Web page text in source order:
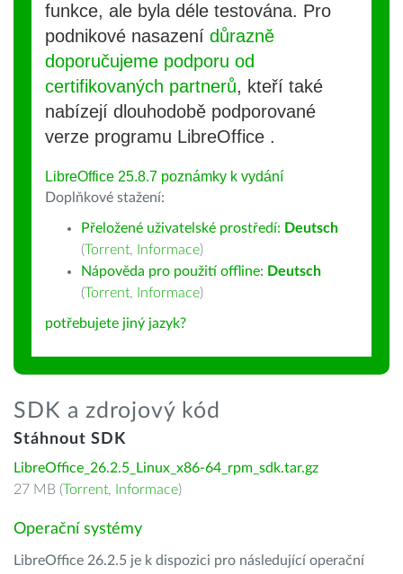
funkce, ale byla déle testována. Pro
podnikové nasazení důrazně
doporučujeme podporu od
certifikovaných partnerů, kteří také
nabízejí dlouhodobě podporované
verze programu LibreOffice .
LibreOffice 25.8.7 poznámky k vydání
Doplňkové stažení:
Přeložené uživatelské prostředí: Deutsch
(Torrent, Informace)
Nápověda pro použití offline: Deutsch
(Torrent, Informace)
potřebujete jiný jazyk?
SDK a zdrojový kód
Stáhnout SDK
LibreOffice_26.2.5_Linux_x86-64_rpm_sdk.tar.gz
27 MB (Torrent, Informace)
Operační systémy
LibreOffice 26.2.5 je k dispozici pro následující operační